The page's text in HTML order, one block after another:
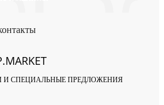
И СПЕЦИАЛЬНЫЕ ПРЕДЛОЖЕНИЯ